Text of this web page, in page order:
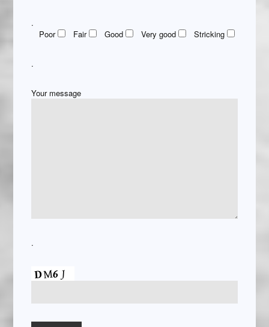
.
Poor
Fair Good Very good Stricking
.
Your message
.